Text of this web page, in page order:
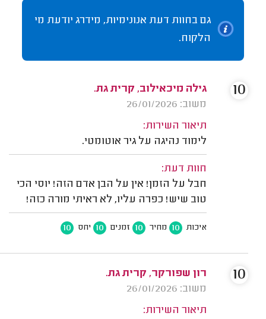
גם בחוות דעת אנונימיות, מידרג יודעת מי
הלקוח.
גילה מיכאילוב, קרית גת.
משוב: 26/01/2026
תיאור השירות:
לימוד נהיגה על גיר אוטומטי.
חוות דעת:
חבל על הזמן! אין על הבן אדם הזה! יוסי הכי
טוב שיש! כפרה עליו, לא ראיתי מורה כזה!
איכות 10 מחיר 10 זמנים 10 יחס 10
10
רון שפורקר, קרית גת.
משוב: 26/01/2026
תיאור השירות:
10